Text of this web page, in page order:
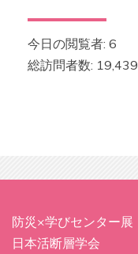
今日の閲覧者: 6
総訪問者数: 19,439
防災×学びセンター展
日本活断層学会